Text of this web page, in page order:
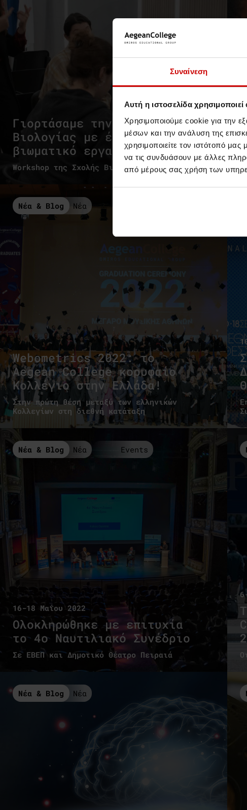
Συναίνεση
Αυτή η ιστοσελίδα
Χρησιμοποιούμε cookie για την
μέσων και την ανάλυση της
χρησιμοποιείτε τον ιστότοπό
να τις συνδυάσουν με άλλες
από μέρους σας χρήση των
Γιορτάσαμε την Εβδομάδα
Βιολογίας με ένα μοναδικό
βιωματικό εργαστήριο!
Workshop της Σχολής Βιοεπιστημών
Νέα & Blog Νέα
Webometrics 2022: το
Aegean College κορυφαίο
Κολλέγιο στην Ελλάδα!
Στην πρώτη θέση μεταξύ των ελληνικών
Κολλεγίων στη διεθνή κατάταξη
Νέα & Blog Νέα Events
16-18 Μαΐου 2022
Ολοκληρώθηκε με επιτυχία
το 4ο Ναυτιλιακό Συνέδριο
Σε ΕΒΕΠ και Δημοτικό Θέατρο Πειραιά
Νέα & Blog Νέα